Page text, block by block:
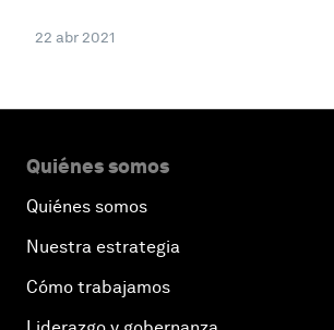
22 abr 2021
Quiénes somos
Quiénes somos
Nuestra estrategia
Cómo trabajamos